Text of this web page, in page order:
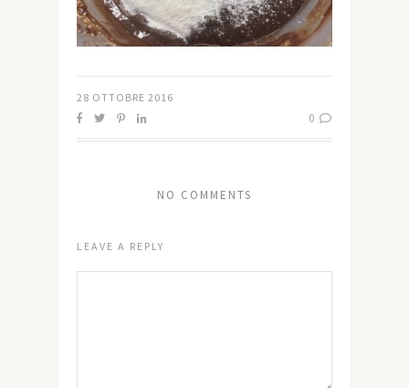
28 OTTOBRE 2016
0
NO COMMENTS
LEAVE A REPLY